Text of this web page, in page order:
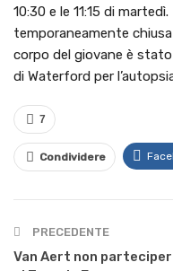
10:30 e le 11:15 di
temporaneamente
corpo del giovane è
di Waterford per
7
Condividere
PRECEDENTE
Van Aert non